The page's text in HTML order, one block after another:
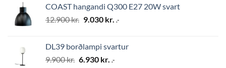
10.900 kr..7.630 kr..
COAST hangandi Q300 E27 20W svart
12.900kr. Original
12.900 kr..
9.030 kr. Current
9.030 kr..
.-
DL39 borðlampi svartur
9.900kr. Original
6.930 kr. Current
.-